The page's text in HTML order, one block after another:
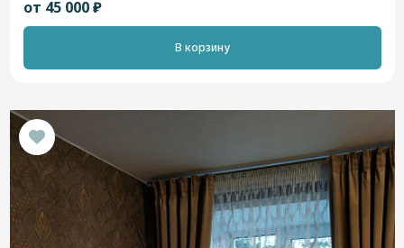
от 45 000 ₽
В корзину